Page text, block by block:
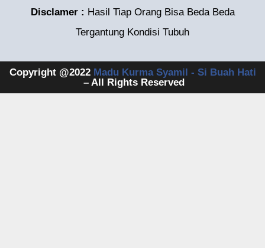
Disclamer : Hasil Tiap Orang Bisa Beda Beda
Tergantung Kondisi Tubuh
Copyright @2022 Madu Kurma Syamil - Si Buah Hati
– All Rights Reserved